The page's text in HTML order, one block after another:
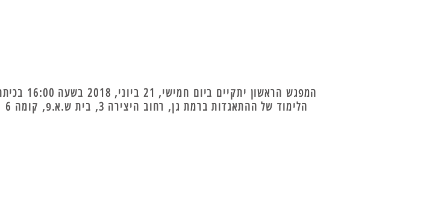
המפגש הראשון יתקיים ביום חמישי, 21 ביוני, 2018
הלימוד של ההתאגדות ברמת גן, רחוב היצירה 3, בית ש.א.פ, קומה 6